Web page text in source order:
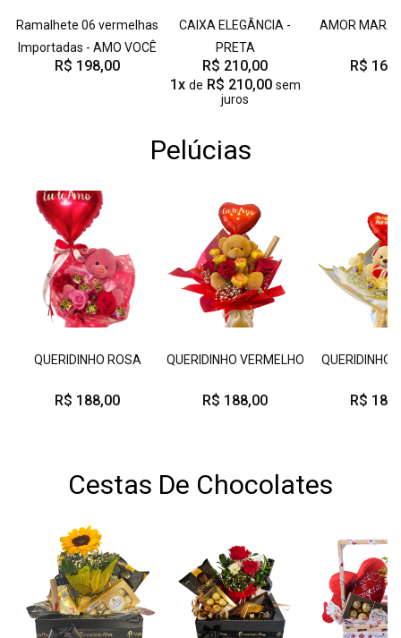
Ramalhete 06 vermelhas
Importadas - AMO VOCÊ
R$ 198,00
CAIXA ELEGÂNCIA -
PRETA
R$ 210,00
1x de R$ 210,00 sem
juros
AMOR
R$
Pelúcias
QUERIDINHO ROSA
R$ 188,00
QUERIDINHO VERMELHO
R$ 188,00
QUERIDINHO
R$
Cestas De Chocolates